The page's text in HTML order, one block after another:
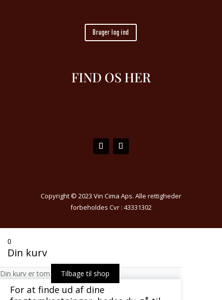
Bruger log ind
FIND OS HER
Copyright © 2023 Vin Cima Aps. Alle rettigheder
forbeholdes Cvr : 43331302
0
Din kurv
Din kurv er tom Tilbage til shop
For at finde ud af dine